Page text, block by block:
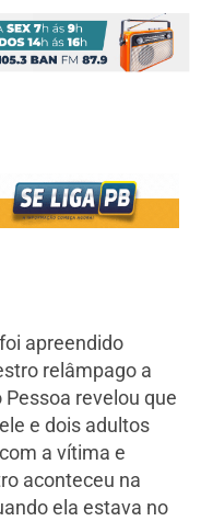
apreendido
relâmpago a
revelou que
e dois adultos
a vítima e
aconteceu na
ela estava no